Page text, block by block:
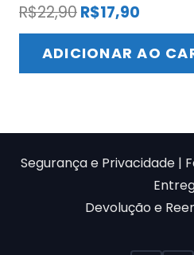
R$22,90O
preço
original
era:
R$17,90
preço
atual
é:
ADICIONAR AO
Segurança e Privacidade|
Devolução e